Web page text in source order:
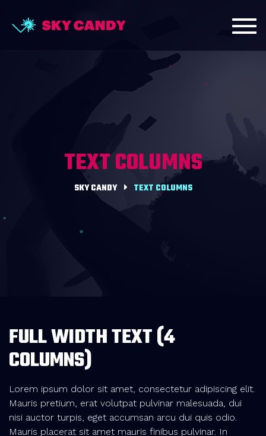
TEXT COLUMNS
SKY CANDY TEXT COLUMNS
FULL WIDTH TEXT (4
COLUMNS)
Lorem ipsum dolor sit amet, consectetur adipiscing elit.
Mauris pretium, erat volutpat pulvinar malesuada, dui
nisi auctor turpis, eget accumsan arcu dui quis odio.
Mauris placerat sit amet mauris finibus pulvinar. In